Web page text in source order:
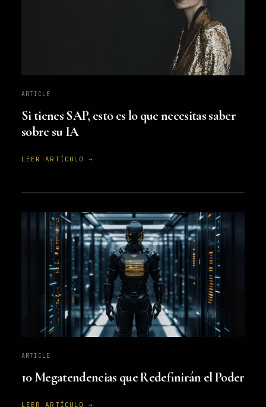
ARTICLE
Si tienes SAP, esto es lo que necesitas saber
sobre su IA
LEER ARTÍCULO →
ARTICLE
10 Megatendencias que Redefinirán el Poder
LEER ARTÍCULO →